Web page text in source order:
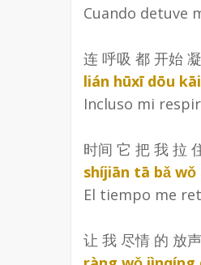
Cuando detuve
连 呼吸 都 开始
lián hūxī dōu
Incluso mi
时间 它 把 我 拉
shíjiān tā bǎ wǒ
El tiempo me
让 我 尽情 的 放